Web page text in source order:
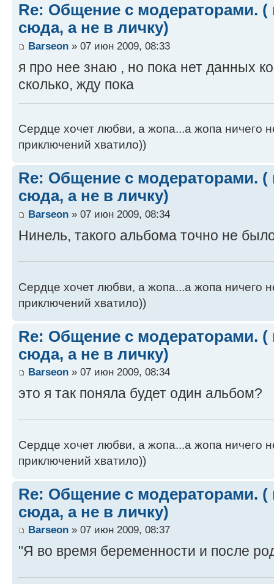
Re: Общение с модераторами.
сюда, а не в личку)
Barseon » 07 июн 2009, 08:33
я про нее знаю , но пока нет данных
сколько, жду пока
Сердце хочет любви, а жопа...а жопа ничего
приключений хватило))
Re: Общение с модераторами.
сюда, а не в личку)
Barseon » 07 июн 2009, 08:34
Нинель, такого альбома точно не
Сердце хочет любви, а жопа...а жопа ничего
приключений хватило))
Re: Общение с модераторами.
сюда, а не в личку)
Barseon » 07 июн 2009, 08:34
это я так поняла будет один альбом?
Сердце хочет любви, а жопа...а жопа ничего
приключений хватило))
Re: Общение с модераторами.
сюда, а не в личку)
Barseon » 07 июн 2009, 08:37
"Я во время беременности и после